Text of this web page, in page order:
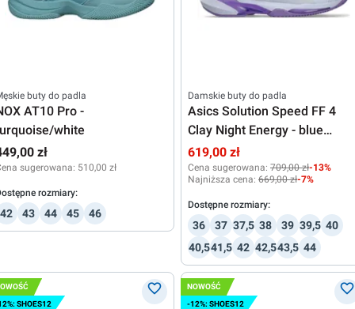
buty do padla
AT10 Pro -
white
zł
sugerowana: 510,00 zł
rozmiary:
42 43 44 45 46
Damskie buty do padla
Asics Solution Speed FF 4
Clay Night Energy - blue
fade/gunmetal
619,00 zł
Cena sugerowana: 709,00 zł-13%
Najniższa cena: 669,00 zł-7%
Dostępne rozmiary:
36 37 37,5 38 39 39,5 40
40,541,5 42 42,543,5 44
SHOES12
NOWOŚĆ
-12%: SHOES12